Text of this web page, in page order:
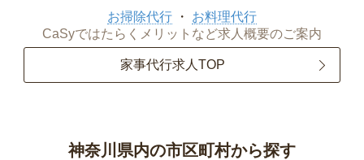
お掃除代行
お料理代行
CaSyではたらくメリットなど求人概要のご案内
家事代行求人TOP
神奈川県内の市区町村から探す